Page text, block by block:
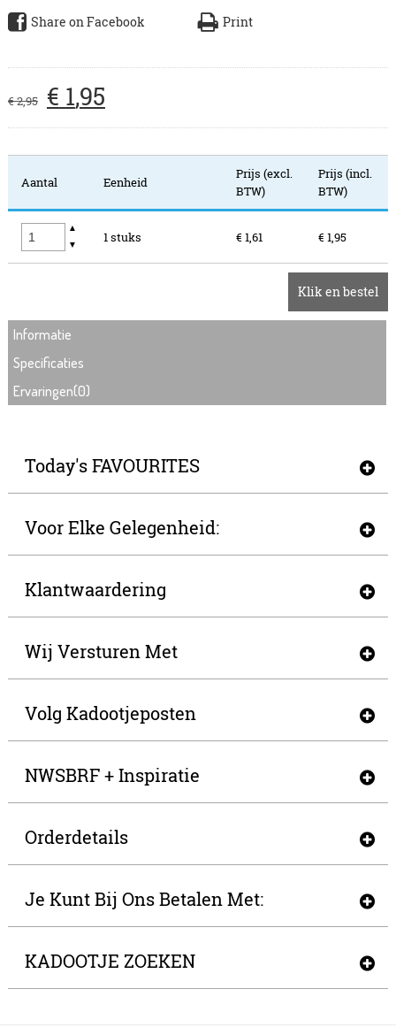
Share on Facebook Print
€2,95 € 1,95
Aantal Eenheid
Prijs (excl.
BTW)
Prijs (incl.
BTW)
▲
▼
1 stuks € 1,61 € 1,95
Klik en bestel
Informatie
Specificaties
Ervaringen(0)
Today's FAVOURITES
Voor Elke Gelegenheid:
Klantwaardering
Wij Versturen Met
Volg Kadootjeposten
NWSBRF + Inspiratie
Orderdetails
Je Kunt Bij Ons Betalen Met:
KADOOTJE ZOEKEN